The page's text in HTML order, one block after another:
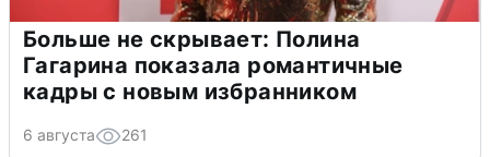
Больше не скрывает: Полина
Гагарина показала романтичные
кадры с новым избранником
6 августа 261